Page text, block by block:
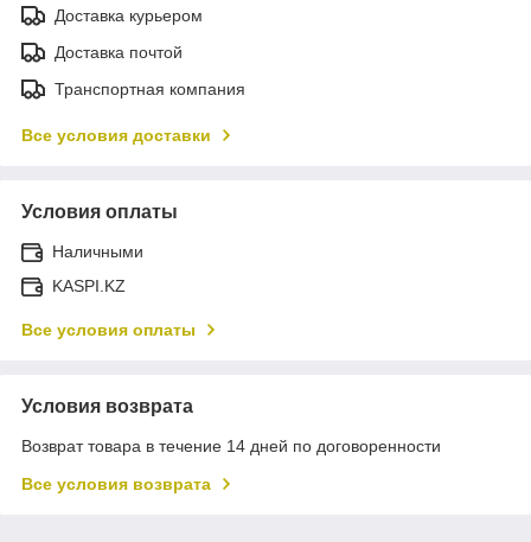
Доставка курьером
Доставка почтой
Транспортная компания
Все условия доставки
Условия оплаты
Наличными
KASPI.KZ
Все условия оплаты
Условия возврата
Возврат товара в течение 14 дней по договоренности
Все условия возврата